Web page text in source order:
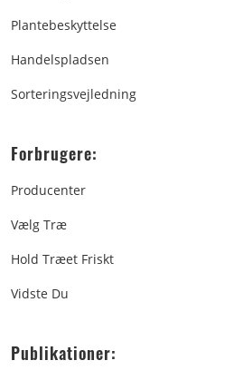
Plantebeskyttelse
Handelspladsen
Sorteringsvejledning
Forbrugere:
Producenter
Vælg Træ
Hold Træet Friskt
Vidste Du
Publikationer: